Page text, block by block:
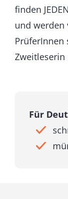
finden
und werden
PrüferInnen
Für